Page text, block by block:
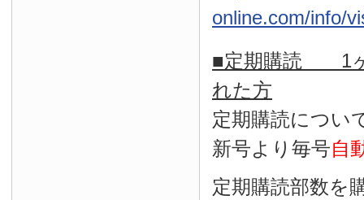
online.com/info/
■定期購読 1ヶ
れた方
定期購読につい
新号より毎号自
定期購読部数を